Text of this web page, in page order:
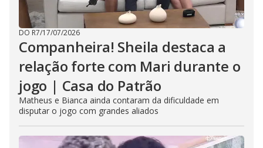
DO R7/17/07/2026
Companheira! Sheila destaca a
relação forte com Mari durante o
jogo | Casa do Patrão
Matheus e Bianca ainda contaram da dificuldade em
disputar o jogo com grandes aliados